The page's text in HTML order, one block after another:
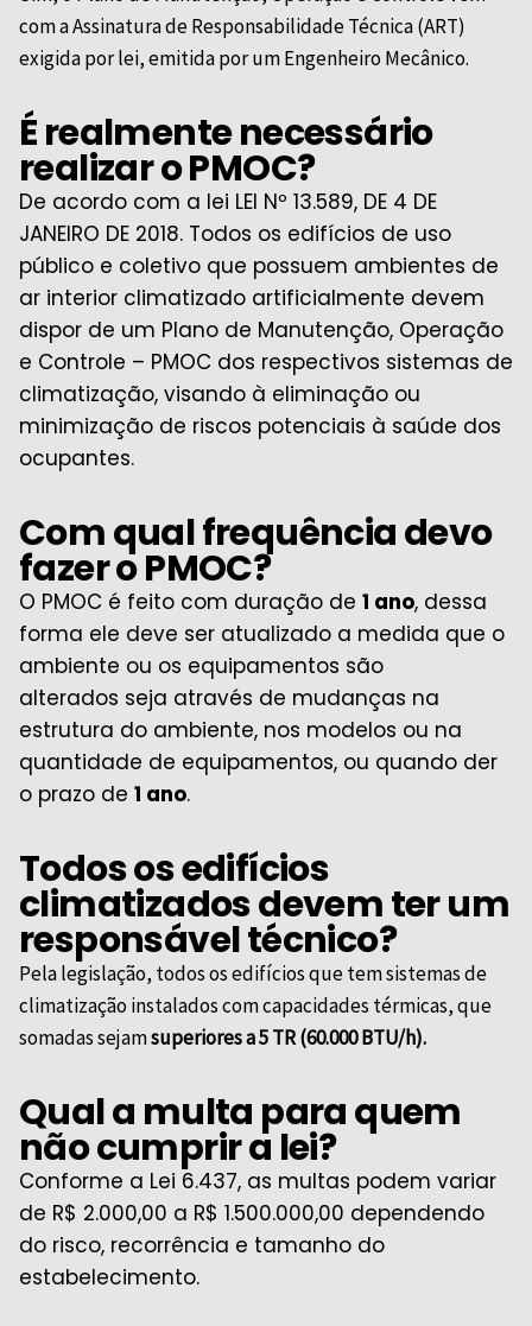
com a Assinatura de Responsabilidade Técnica (ART)
exigida por lei, emitida por um Engenheiro Mecânico.
É realmente necessário
realizar o PMOC?
De acordo com a lei LEI Nº 13.589, DE 4 DE
JANEIRO DE 2018. Todos os edifícios de uso
público e coletivo que possuem ambientes de
ar interior climatizado artificialmente devem
dispor de um Plano de Manutenção, Operação
e Controle – PMOC dos respectivos sistemas de
climatização, visando à eliminação ou
minimização de riscos potenciais à saúde dos
ocupantes.
Com qual frequência devo
fazer o PMOC?
O PMOC é feito com duração de 1 ano, dessa
forma ele deve ser atualizado a medida que o
ambiente ou os equipamentos são
alterados seja através de mudanças na
estrutura do ambiente, nos modelos ou na
quantidade de equipamentos, ou quando der
o prazo de 1 ano.
Todos os edifícios
climatizados devem ter um
responsável técnico?
Pela legislação, todos os edifícios que tem sistemas de
climatização instalados com capacidades térmicas, que
somadas sejamsuperiores a 5 TR (60.000 BTU/h).
Qual a multa para quem
não cumprir a lei?
Conforme a Lei 6.437, as multas podem variar
de R$ 2.000,00 a R$ 1.500.000,00 dependendo
do risco, recorrência e tamanho do
estabelecimento.